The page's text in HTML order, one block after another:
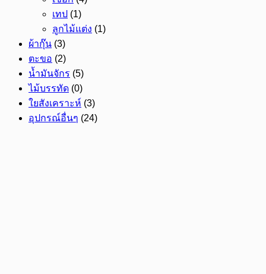
เทป (1)
ลูกไม้แต่ง (1)
ผ้ากุ๊น (3)
ตะขอ (2)
น้ำมันจักร (5)
ไม้บรรทัด (0)
ใยสังเคราะห์ (3)
อุปกรณ์อื่นๆ (24)